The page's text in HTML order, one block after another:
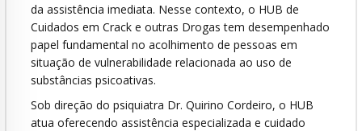
da assistência imediata. Nesse contexto, o HUB de
Cuidados em Crack e outras Drogas tem desempenhado
papel fundamental no acolhimento de pessoas em
situação de vulnerabilidade relacionada ao uso de
substâncias psicoativas.
Sob direção do psiquiatra Dr. Quirino Cordeiro, o HUB
atua oferecendo assistência especializada e cuidado